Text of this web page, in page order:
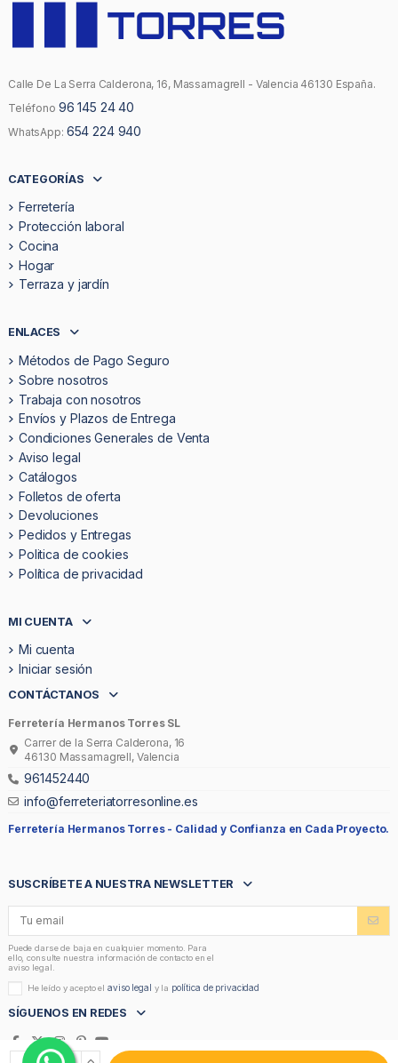
Calle De La Serra Calderona, 16, Massamagrell - Valencia 46130 España.
Teléfono 96 145 24 40
WhatsApp: 654 224 940
CATEGORÍAS
Ferretería
Protección laboral
Cocina
Hogar
Terraza y jardín
ENLACES
Métodos de Pago Seguro
Sobre nosotros
Trabaja con nosotros
Envíos y Plazos de Entrega
Condiciones Generales de Venta
Aviso legal
Catálogos
Folletos de oferta
Devoluciones
Pedidos y Entregas
Politica de cookies
Política de privacidad
MI CUENTA
Mi cuenta
Iniciar sesión
CONTÁCTANOS
Ferretería Hermanos Torres SL
Carrer de la Serra Calderona, 16
46130 Massamagrell, Valencia
961452440
info@ferreteriatorresonline.es
Ferretería Hermanos Torres - Calidad y Confianza en Cada Proyecto.
SUSCRÍBETE A NUESTRA NEWSLETTER
Puede darse de baja en cualquier momento. Para
ello, consulte nuestra información de contacto en el
aviso legal.
He leído y acepto elaviso legal y la política de privacidad
SÍGUENOS EN REDES